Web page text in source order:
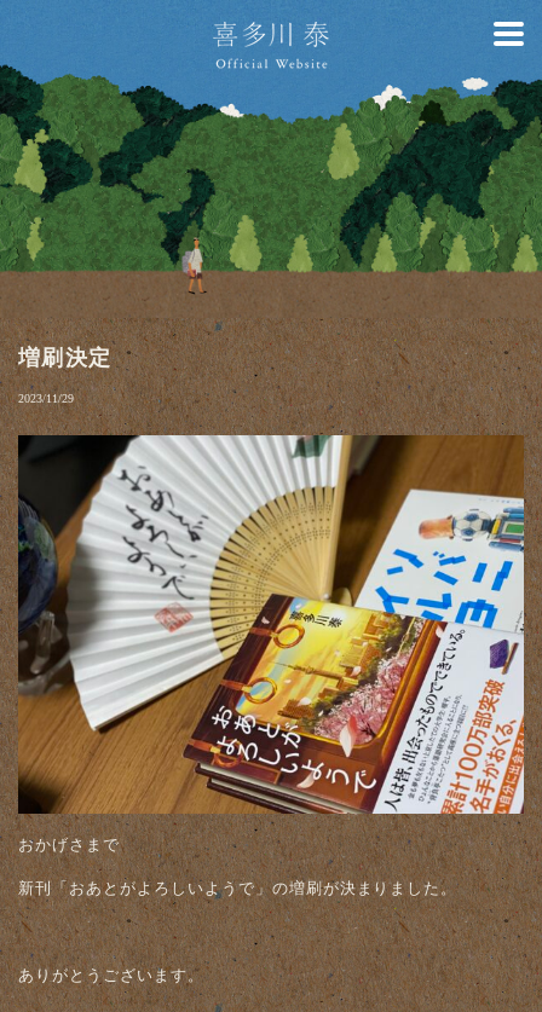
増刷決定
2023/11/29
おかげさまで
新刊「おあとがよろしいようで」の増刷が決まりました。
ありがとうございます。